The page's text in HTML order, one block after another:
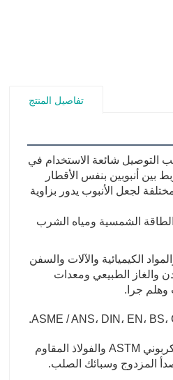
تفاصيل المنتج
التوصيل شائعة الاستخدام في
بين أنبوبين بنفس الأقطار
لجعل الأنبوب يدور بزاوية
الشمسية ومياه الشرب
وهلم جرا.
المزدوج وسبائك الصلب.